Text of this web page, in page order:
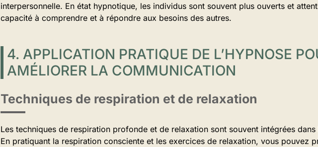
interpersonnelle. En état hypnotique, les individus sont souvent plus ouverts et
capacité à comprendre et à répondre aux besoins des autres.
4. APPLICATION PRATIQUE DE L’HYPNOSE
AMÉLIORER LA COMMUNICATION
Techniques de respiration et de relaxation
Les techniques de respiration profonde et de relaxation sont souvent intégrées dans
En pratiquant la respiration consciente et les exercices de relaxation, vous pouvez